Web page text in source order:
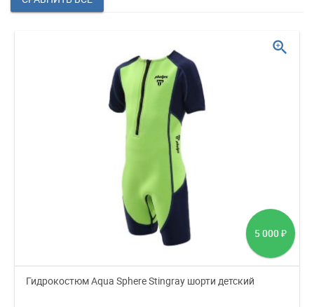
5 000 ₽
Гидрокостюм Aqua Sphere Stingray шорти детский
zoom_in